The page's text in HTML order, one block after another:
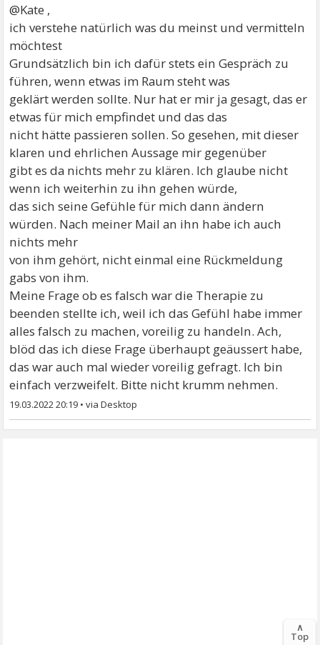
@Kate ,
ich verstehe natürlich was du meinst und vermitteln
möchtest
Grundsätzlich bin ich dafür stets ein Gespräch zu
führen, wenn etwas im Raum steht was
geklärt werden sollte. Nur hat er mir ja gesagt, das er
etwas für mich empfindet und das das
nicht hätte passieren sollen. So gesehen, mit dieser
klaren und ehrlichen Aussage mir gegenüber
gibt es da nichts mehr zu klären. Ich glaube nicht
wenn ich weiterhin zu ihn gehen würde,
das sich seine Gefühle für mich dann ändern
würden. Nach meiner Mail an ihn habe ich auch
nichts mehr
von ihm gehört, nicht einmal eine Rückmeldung
gabs von ihm.
Meine Frage ob es falsch war die Therapie zu
beenden stellte ich, weil ich das Gefühl habe immer
alles falsch zu machen, voreilig zu handeln. Ach,
blöd das ich diese Frage überhaupt geäussert habe,
das war auch mal wieder voreilig gefragt. Ich bin
einfach verzweifelt. Bitte nicht krumm nehmen.
19.03.2022 20:19 •
∧
Top